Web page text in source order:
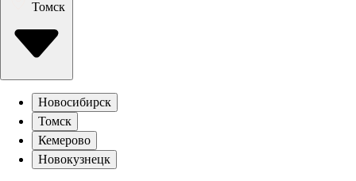
Томск
Новосибирск
Томск
Кемерово
Новокузнецк